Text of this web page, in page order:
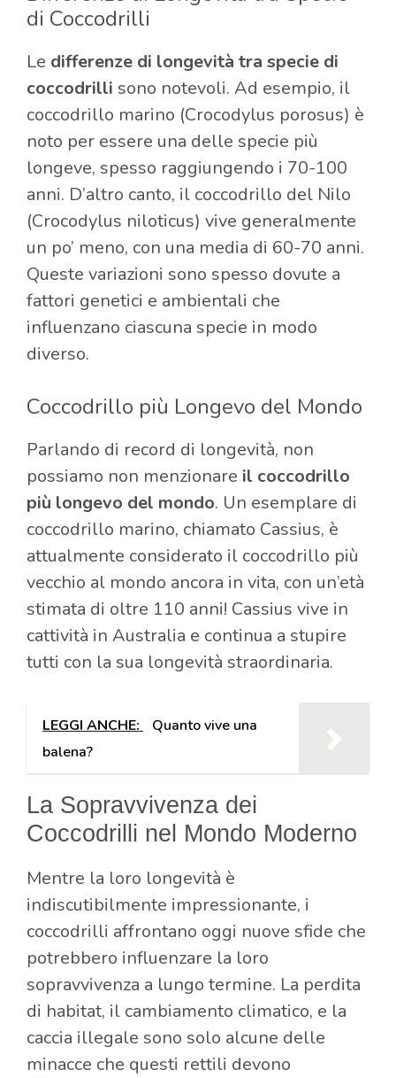
di Coccodrilli
Le differenze di longevità tra specie di
coccodrilli sono notevoli. Ad esempio, il
coccodrillo marino (Crocodylus porosus) è
noto per essere una delle specie più
longeve, spesso raggiungendo i 70-100
anni. D’altro canto, il coccodrillo del Nilo
(Crocodylus niloticus) vive generalmente
un po’ meno, con una media di 60-70 anni.
Queste variazioni sono spesso dovute a
fattori genetici e ambientali che
influenzano ciascuna specie in modo
diverso.
Coccodrillo più Longevo del Mondo
Parlando di record di longevità, non
possiamo non menzionare il coccodrillo
più longevo del mondo. Un esemplare di
coccodrillo marino, chiamato Cassius, è
attualmente considerato il coccodrillo più
vecchio al mondo ancora in vita, con un’età
stimata di oltre 110 anni! Cassius vive in
cattività in Australia e continua a stupire
tutti con la sua longevità straordinaria.
LEGGI ANCHE: Quanto vive una
balena?
La Sopravvivenza dei
Coccodrilli nel Mondo Moderno
Mentre la loro longevità è
indiscutibilmente impressionante, i
coccodrilli affrontano oggi nuove sfide che
potrebbero influenzare la loro
sopravvivenza a lungo termine. La perdita
di habitat, il cambiamento climatico, e la
caccia illegale sono solo alcune delle
minacce che questi rettili devono